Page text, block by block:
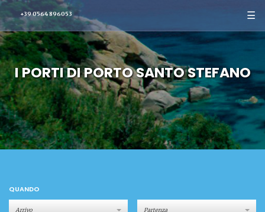
+39 0564 896053 ☰
I PORTI DI PORTO SANTO STEFANO
QUANDO